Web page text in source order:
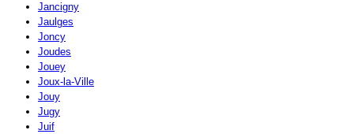
Jancigny
Jaulges
Joncy
Joudes
Jouey
Joux-la-Ville
Jouy
Jugy
Juif